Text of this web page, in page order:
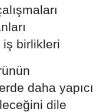
iş birlikleri
daha yapıcı
dile